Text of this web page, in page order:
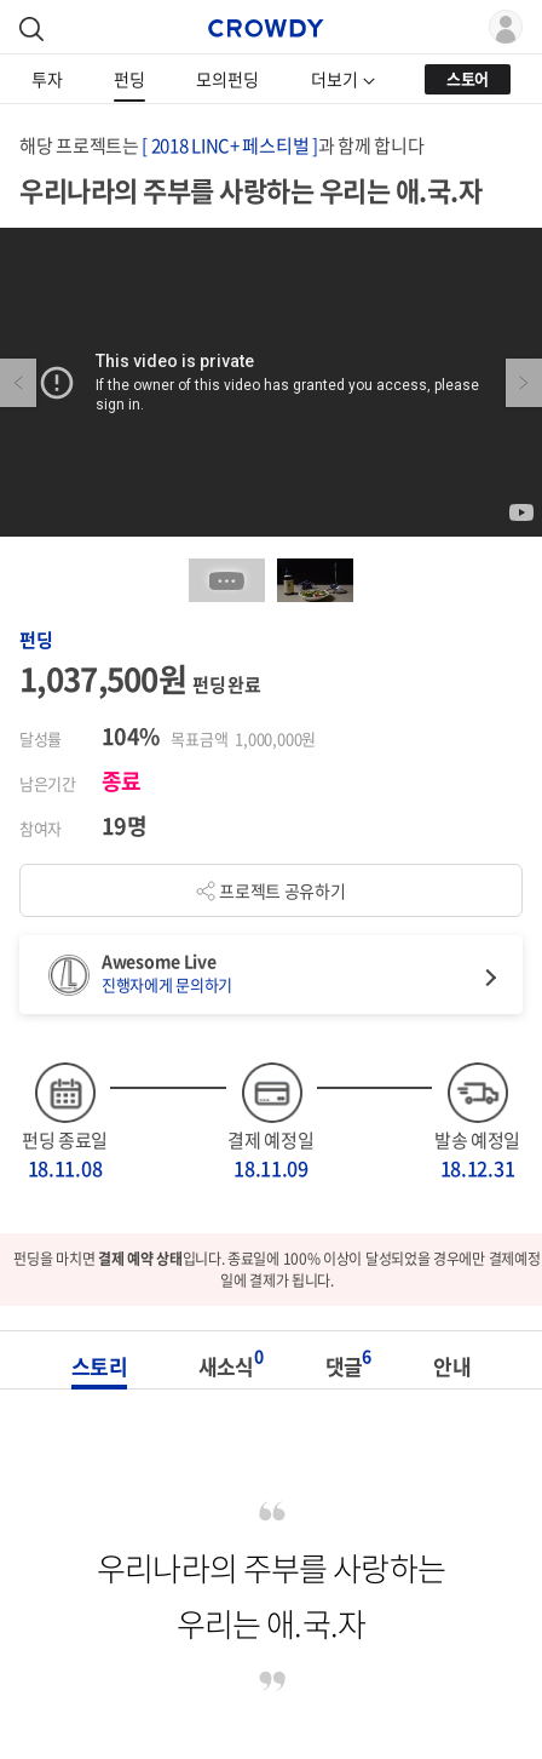
투자 펀딩 모의펀딩 더보기 스토어
해당 프로젝트는[ 2018 LINC+ 페스티벌 ]과 함께 합니다
우리나라의 주부를 사랑하는 우리는 애.국.자
Previous Next
펀딩
1,037,500원펀딩 완료
달성률 104% 목표금액 1,000,000원
남은기간
종료
참여자 19명
프로젝트 공유하기
펀딩 종료일
18.11.08
결제 예정일
18.11.09
발송 예정일
18.12.31
Awesome Live
진행자에게 문의하기
펀딩을 마치면결제 예약 상태입니다. 종료일에 100% 이상이 달성되었을 경우에만 결제예정
일에 결제가 됩니다.
스토리 새소식0 댓글6 안내
우리나라의 주부를 사랑하는
우리는 애.국.자